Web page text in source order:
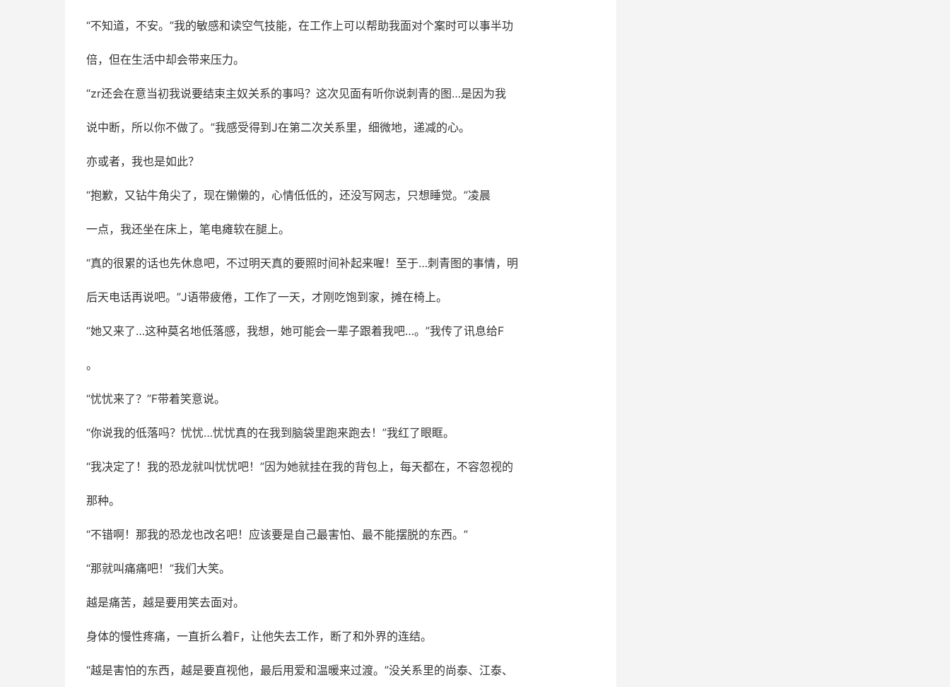
“不知道，不安。”我的敏感和读空气技能，在工作上可以帮助我面对个案时可以事半功
倍，但在生活中却会带来压力。
“zr还会在意当初我说要结束主奴关系的事吗？这次见面有听你说刺青的图…是因为我
说中断，所以你不做了。”我感受得到J在第二次关系里，细微地，递减的心。
亦或者，我也是如此？
“抱歉，又钻牛角尖了，现在懒懒的，心情低低的，还没写网志，只想睡觉。”凌晨
一点，我还坐在床上，笔电瘫软在腿上。
“真的很累的话也先休息吧，不过明天真的要照时间补起来喔！至于…刺青图的事情，明
后天电话再说吧。”J语带疲倦，工作了一天，才刚吃饱到家，摊在椅上。
“她又来了…这种莫名地低落感，我想，她可能会一辈子跟着我吧…。”我传了讯息给F
。
“忧忧来了？”F带着笑意说。
“你说我的低落吗？忧忧…忧忧真的在我到脑袋里跑来跑去！”我红了眼眶。
“我决定了！我的恐龙就叫忧忧吧！”因为她就挂在我的背包上，每天都在，不容忽视的
那种。
“不错啊！那我的恐龙也改名吧！应该要是自己最害怕、最不能摆脱的东西。”
“那就叫痛痛吧！”我们大笑。
越是痛苦，越是要用笑去面对。
身体的慢性疼痛，一直折么着F，让他失去工作，断了和外界的连结。
“越是害怕的东西，越是要直视他，最后用爱和温暖来过渡。”没关系里的尚泰、江泰、